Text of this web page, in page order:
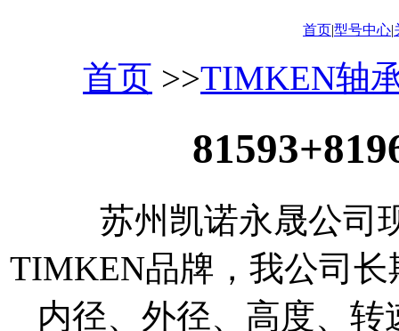
首页|型号中心|
首页 >>TIMKEN轴
苏州凯诺永晟公司
TIMKEN品牌，我公司长
内径、外径、高度、